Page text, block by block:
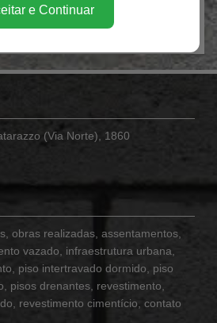
e Continuar
(Via Norte), 1860
,obras realizadas ,assentamentos
vazado infraestrutura urbana
piso intertravado dormido
piso
pisos drenantes revestimento
revestimento cimentício ,contato